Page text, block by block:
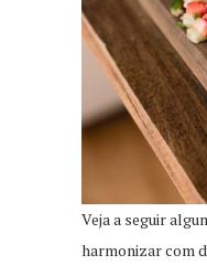
Veja a seguir
harmonizar com